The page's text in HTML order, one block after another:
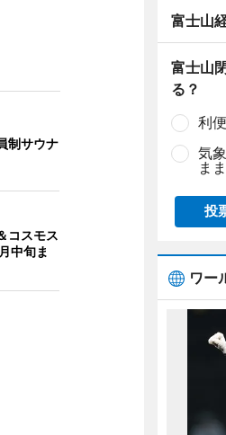
制サウナ
コスモス
中旬ま
富士山
富士山
る？
利
気
ま
投
ワー